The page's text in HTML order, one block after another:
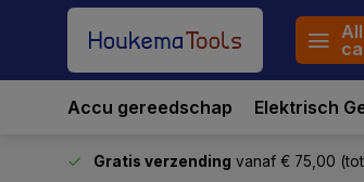
Accu gereedschap Elektrisch
Gratis verzending vanaf € 75,00 (tot